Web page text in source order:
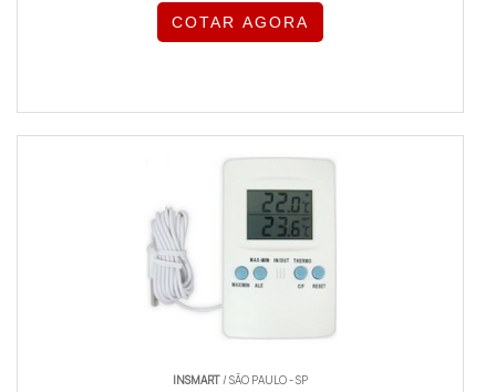
COTAR AGORA
INSMART/ SÃO PAULO - SP